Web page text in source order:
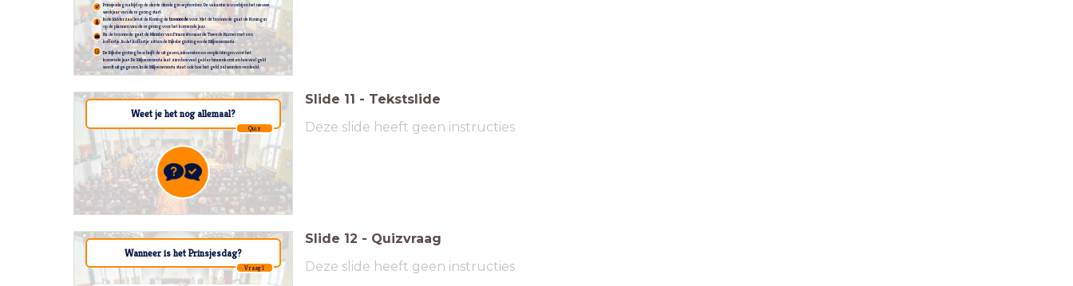
In de Ridderzaal leest de Koning detroonredevoor.Met de troonrede gaat de Koning in
op de plannen van de regering voor het komende jaar.
Prinsjesdag is altijd op de derde dinsdag in september. De vakantie is voorbij en het nieuwe
werkjaar van de regering start.
Na de troonrede gaat de Minister van Financiën naar de Tweede Kamer met een
koffertje.In dat koffertje zitten de Rijksbegroting en de Miljoenennota.
De Rijksbegroting beschrijft de uitgaven, inkomsten en verplichtingen voor het
komende jaar.De Miljoenennota laat zien hoeveel geld er binnenkomt en hoeveel geld
wordt uitgegeven. In de Miljoenennota staat ook hoe het geld zal worden verdeeld.
Weet je het nog allemaal?
Quiz
Slide 11 - Tekstslide
Deze slide heeft geen instructies
Wanneer is het Prinsjesdag?
Vraag 1
Slide 12 - Quizvraag
Deze slide heeft geen instructies